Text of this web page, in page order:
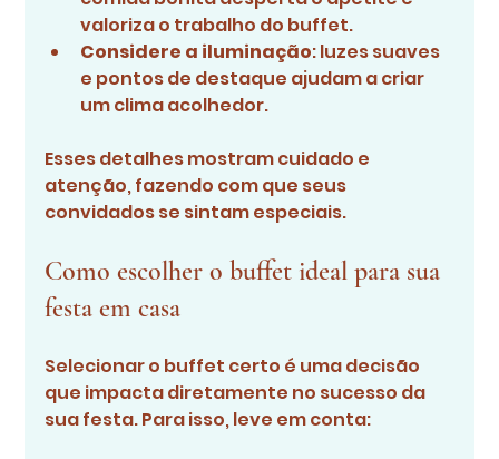
valoriza o trabalho do buffet.
Considere a iluminação: luzes suaves
e pontos de destaque ajudam a criar
um clima acolhedor.
Esses detalhes mostram cuidado e
atenção, fazendo com que seus
convidados se sintam especiais.
Como escolher o buffet ideal para sua
festa em casa
Selecionar o buffet certo é uma decisão
que impacta diretamente no sucesso da
sua festa. Para isso, leve em conta: